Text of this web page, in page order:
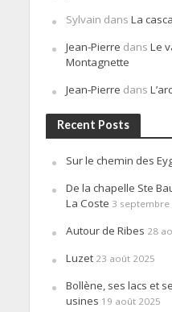
Sylvain dans La
Jean-Pierre dans Le
Montagnette
Jean-Pierre dans
Recent Posts
Sur le chemin des
De la chapelle Ste
La Coste 3 septembre
Autour de Ribes 28
Luzet 23 août 2025
Bollène, ses lacs et
usines 19 août 2025